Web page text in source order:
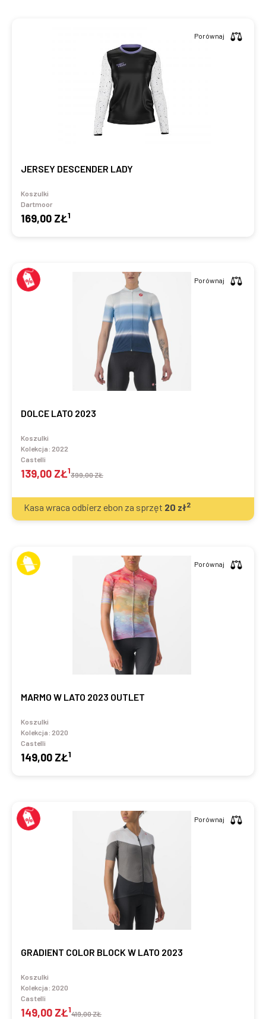
JERSEY DESCENDER LADY
Koszulki
Dartmoor
169,00 ZŁ1
Porównaj
DOLCE LATO 2023
Koszulki
Kolekcja: 2022
Castelli
139,00 ZŁ1399,00 ZŁ
Porównaj
Kasa wraca odbierz ebon za sprzęt 20 zł2
MARMO W LATO 2023 OUTLET
Koszulki
Kolekcja: 2020
Castelli
149,00 ZŁ1
Porównaj
GRADIENT COLOR BLOCK W LATO 2023
Koszulki
Kolekcja: 2020
Castelli
149,00 ZŁ1419,00 ZŁ
Porównaj